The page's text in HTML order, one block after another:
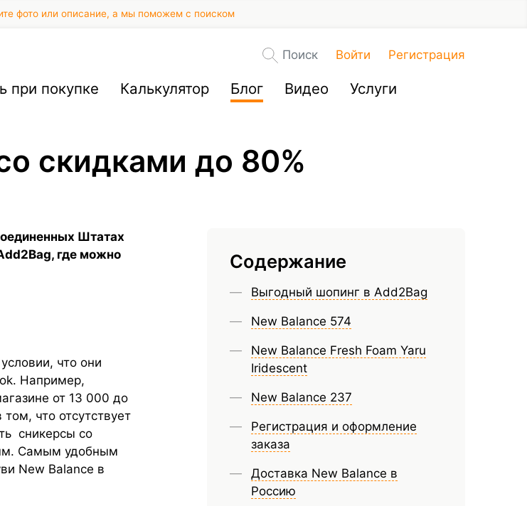
фото или описание, а мы поможем с поиском
Поиск Войти Регистрация
при покупке Калькулятор Блог Видео Услуги
скидками до 80%
Содержание
Выгодный шопинг в Add2Bag
New Balance 574
New Balance Fresh Foam Yaru
Iridescent
New Balance 237
Регистрация и оформление
заказа
Доставка New Balance в
Россию
Штатах
где можно
что они
Например,
от 13 000 до
что отсутствует
сникерсы со
Самым удобным
New Balance в